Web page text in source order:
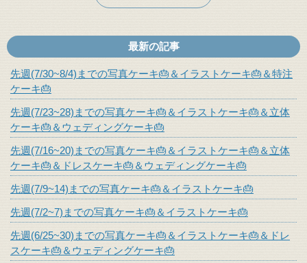
最新の記事
先週(7/30~8/4)までの写真ケーキ🎂＆イラストケーキ🎂＆特注
ケーキ🎂
先週(7/23~28)までの写真ケーキ🎂＆イラストケーキ🎂＆立体
ケーキ🎂＆ウェディングケーキ🎂
先週(7/16~20)までの写真ケーキ🎂＆イラストケーキ🎂＆立体
ケーキ🎂＆ドレスケーキ🎂＆ウェディングケーキ🎂
先週(7/9~14)までの写真ケーキ🎂＆イラストケーキ🎂
先週(7/2~7)までの写真ケーキ🎂＆イラストケーキ🎂
先週(6/25~30)までの写真ケーキ🎂＆イラストケーキ🎂＆ドレ
スケーキ🎂＆ウェディングケーキ🎂